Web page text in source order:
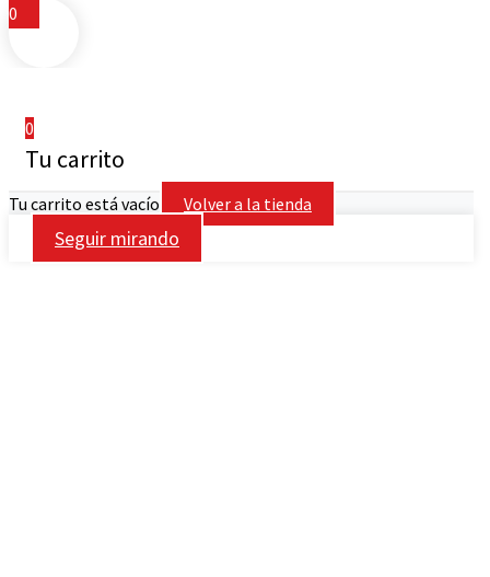
Copy
0
0
Tu carrito
Tu carrito está vacío Volver a la tienda
Seguir mirando